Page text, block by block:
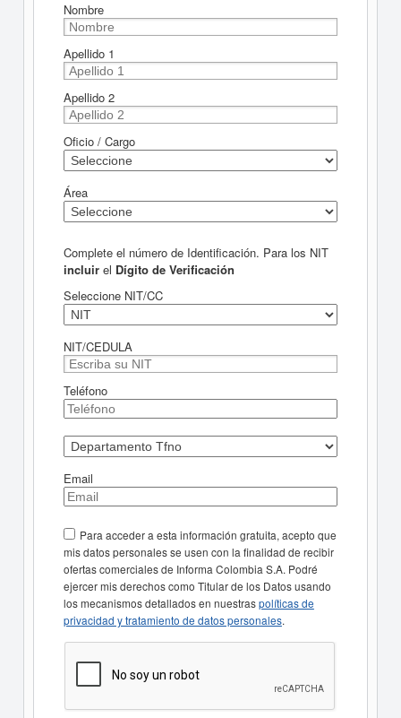
Nombre
Apellido 1
Apellido 2
Oficio / Cargo
Área
Complete el número de Identificación. Para los NIT
incluirel Dígito de Verificación
Seleccione NIT/CC
NIT/CEDULA
Teléfono
Email
Para acceder a esta información gratuita, acepto que
mis datos personales se usen con la finalidad de recibir
ofertas comerciales de Informa Colombia S.A. Podré
ejercer mis derechos como Titular de los Datos usando
los mecanismos detallados en nuestraspolíticas de
privacidad y tratamiento de datos personales.